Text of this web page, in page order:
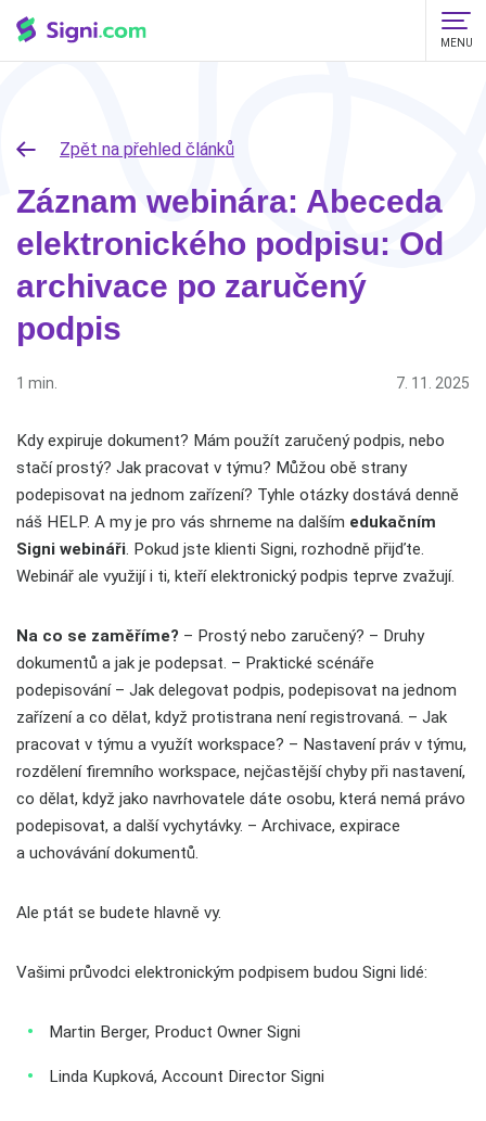
MENU
Zpět na přehled článků
Záznam webinára: Abeceda
elektronického podpisu: Od
archivace po zaručený
podpis
1 min. 7. 11. 2025
Kdy expiruje dokument? Mám použít zaručený podpis, nebo
stačí prostý? Jak pracovat v týmu? Můžou obě strany
podepisovat na jednom zařízení? Tyhle otázky dostává denně
náš HELP. A my je pro vás shrneme na dalším edukačním
Signi webináři. Pokud jste klienti Signi, rozhodně přijďte.
Webinář ale využijí i ti, kteří elektronický podpis teprve zvažují.
Na co se zaměříme? – Prostý nebo zaručený? – Druhy
dokumentů a jak je podepsat. – Praktické scénáře
podepisování– Jak delegovat podpis, podepisovat na jednom
zařízení a co dělat, když protistrana není registrovaná. – Jak
pracovat v týmu a využít workspace? – Nastavení práv v týmu,
rozdělení firemního workspace, nejčastější chyby při nastavení,
co dělat, když jako navrhovatele dáte osobu, která nemá právo
podepisovat, a další vychytávky. – Archivace, expirace
a uchovávání dokumentů.
Ale ptát se budete hlavně vy.
Vašimi průvodci elektronickým podpisem budou Signi lidé:
Martin Berger, Product Owner Signi
Linda Kupková, Account Director Signi